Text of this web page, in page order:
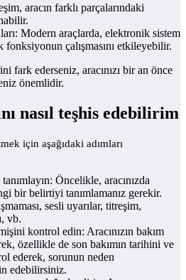
aracın farklı parçalarındaki
Modern araçlarda, elektronik sistem
fonksiyonun çalışmasını etkileyebilir.
fark ederseniz, aracınızı bir an önce
önemlidir.
nasıl teşhis edebilirim
için aşağıdaki adımları
Öncelikle, aracınızda
bir belirtiyi tanımlamanız gerekir.
sesli uyarılar, titreşim,
vb.
kontrol edin: Aracınızın bakım
özellikle de son bakımın tarihini ve
ederek, sorunun neden
edebilirsiniz.